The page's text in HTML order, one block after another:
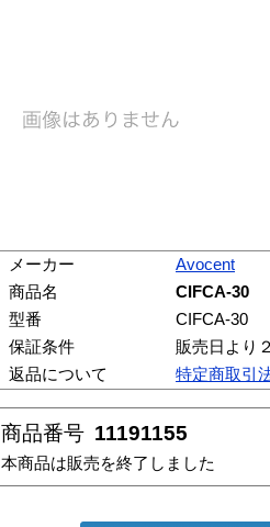
メーカー
Avocent
商品名
CIFCA-30
型番
CIFCA-30
保証条件
販売日より
返品について
特定商取引
商品番号 11191155
本商品は販売を終了しました